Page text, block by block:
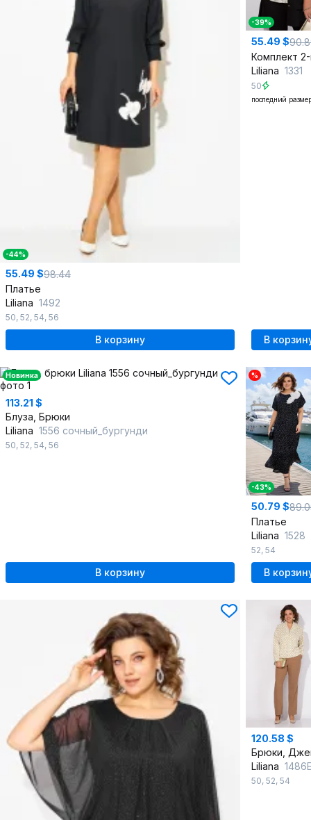
-44%
55.49 $98.44
Платье
Liliana 1492
50, 52, 54, 56
В корзину
-39%
55.49 $
Liliana 1331
50
последний
В
Новинка
113.21 $
Блуза, Брюки
Liliana 1556 сочный_бургунди
50, 52, 54, 56
В корзину
%
-43%
50.79 $
Платье
Liliana 1528
52, 54
В
120.58 $
Liliana
50, 52, 54